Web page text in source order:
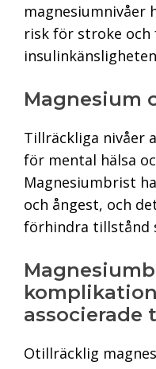
magnesiumnivåer
risk för stroke
Magnesium
Tillräckliga nivåer
för mental hälsa
Magnesiumbrist
och ångest, och
förhindra tillstånd
associerade
Otillräcklig